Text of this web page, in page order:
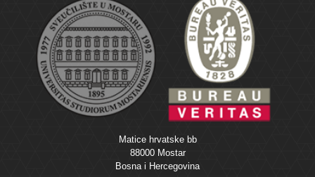
Matice hrvatske bb
88000 Mostar
Bosna i Hercegovina